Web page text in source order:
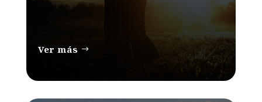
Ver más